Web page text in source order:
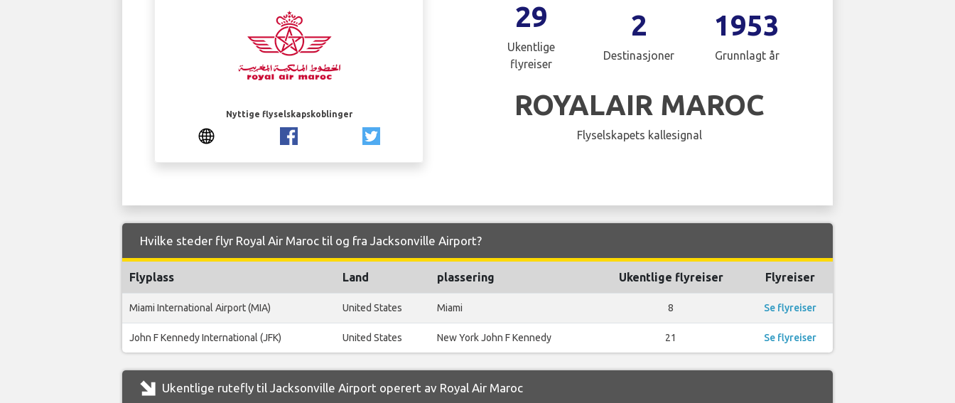
Nyttige flyselskapskoblinger
29
Ukentlige
flyreiser
2
Destinasjoner
1953
Grunnlagt år
ROYALAIR MAROC
Flyselskapets kallesignal
Hvilke steder flyr Royal Air Maroc til og fra Jacksonville Airport?
Flyplass Land plassering Ukentlige flyreiser Flyreiser
Miami International Airport (MIA) United States Miami 8 Se flyreiser
John F Kennedy International (JFK) United States New York John F Kennedy 21 Se flyreiser
Ukentlige rutefly til Jacksonville Airport operert av Royal Air Maroc